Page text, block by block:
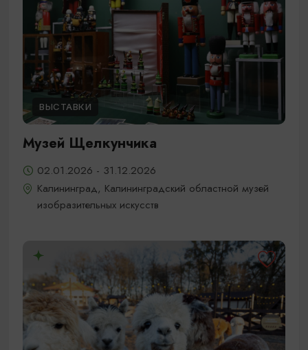
ВЫСТАВКИ
Музей Щелкунчика
02.01.2026 - 31.12.2026
Калининград, Калининградский областной музей
изобразительных искусств